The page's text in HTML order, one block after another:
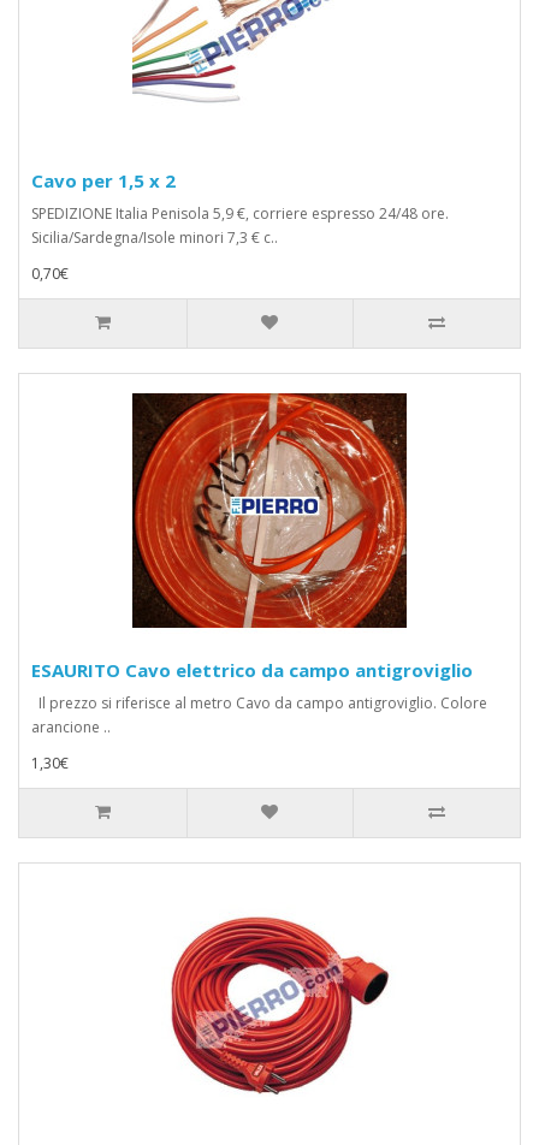
Cavo per 1,5 x 2
SPEDIZIONE Italia Penisola 5,9 €, corriere espresso 24/48 ore.
Sicilia/Sardegna/Isole minori 7,3 € c..
0,70€
ESAURITO Cavo elettrico da campo antigroviglio
Il prezzo si riferisce al metro Cavo da campo antigroviglio. Colore
arancione ..
1,30€